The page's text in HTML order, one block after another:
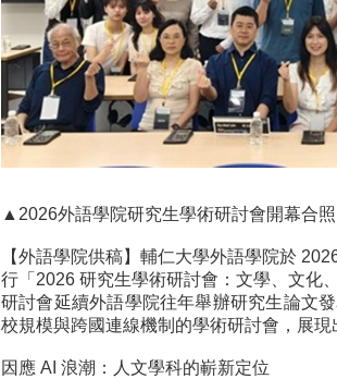
▲2026外語學院研究生學術研討會開幕合照
【外語學院供稿】輔仁大學外語學院於
行「2026 研究生學術研討會：文學、文化
研討會延續外語學院往年舉辦研究生論文
校規模與跨國連線機制的學術研討會，展現
因應 AI 浪潮：人文學科的嶄新定位